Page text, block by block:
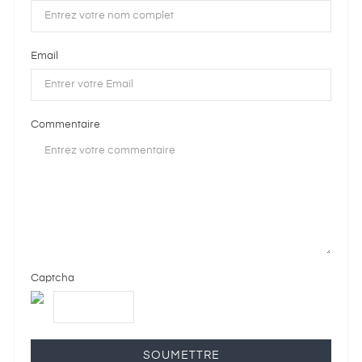
Email
Commentaire
Captcha
SOUMETTRE